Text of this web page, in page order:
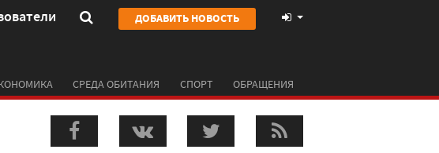
ДОБАВИТЬ НОВОСТЬ
СРЕДА ОБИТАНИЯ СПОРТ ОБРАЩЕНИЯ